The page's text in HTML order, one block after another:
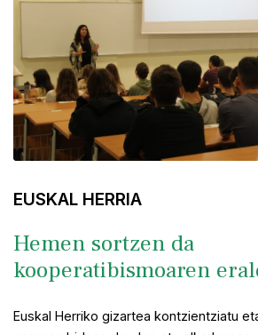
EUSKAL HERRIA
Hemen sortzen da
kooperatibismoaren
Euskal Herriko gizartea kontzientziatu